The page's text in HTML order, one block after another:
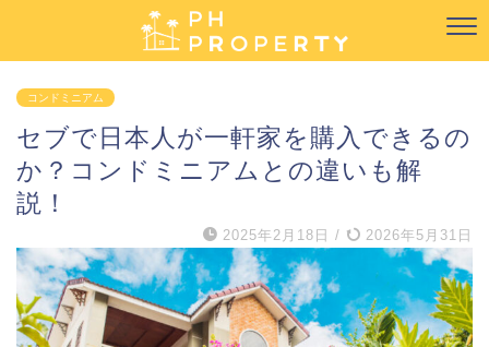
コンドミニアム
セブで日本人が一軒家を購入できるの
か？コンドミニアムとの違いも解
説！
2025年2月18日 / 2026年5月31日